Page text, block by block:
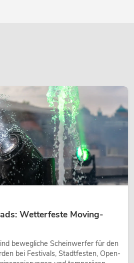
Wetterfeste Moving-
bewegliche Scheinwerfer für den
bei Festivals, Stadtfesten, Open-